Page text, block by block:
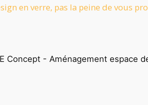
en verre, pas la peine de vous